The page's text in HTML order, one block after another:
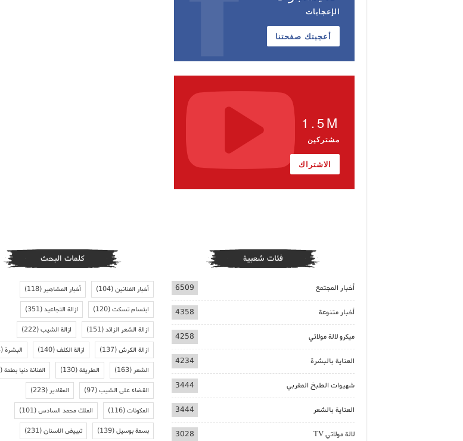
الإعجابات
أعجبتك صفحتنا
1.5M
مشتركين
الاشتراك
فئات شعبية
أخبار المجتمع 6509
أخبار متنوعة 4358
ميكرو لالة مولاتي 4258
العناية بالبشرة 4234
شهيوات الطبخ المغربي 3444
العناية بالشعر 3444
لالة مولاتي TV 3028
كلمات البحث
أخبار الفنانين(104) أخبار المشاهير(118)
ابتسام تسكت(120) ازالة التجاعيد(351)
ازالة الشعر الزائد(151) ازالة الشيب(222)
ازالة الكرش(137) ازالة الكلف(140) البشرة(194)
الشعر(163) الطريقة(130) الفنانة دنيا بطمة(142)
القضاء على الشيب(97) المقادير(223)
المكونات(116) الملك محمد السادس(101)
بسمة بوسيل(139) تبييض الاسنان(231)